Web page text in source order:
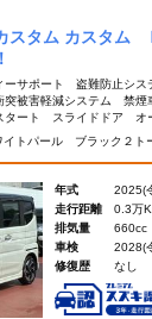
スタム カスタ
ーサポート 盗難防止シ
突被害軽減システム 禁
タート スライドドア オ
イトパール ブラック２ト
年式
2025(
走行距離
0.3万
排気量
660cc
車検
2028(
修復歴
なし